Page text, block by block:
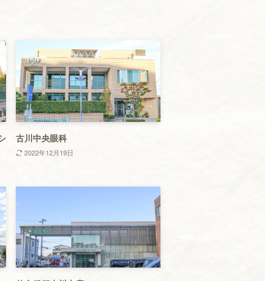
古川中央眼科
2022年12月19日